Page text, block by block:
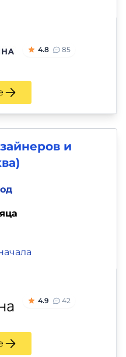
4.8 85
и
4.9 42